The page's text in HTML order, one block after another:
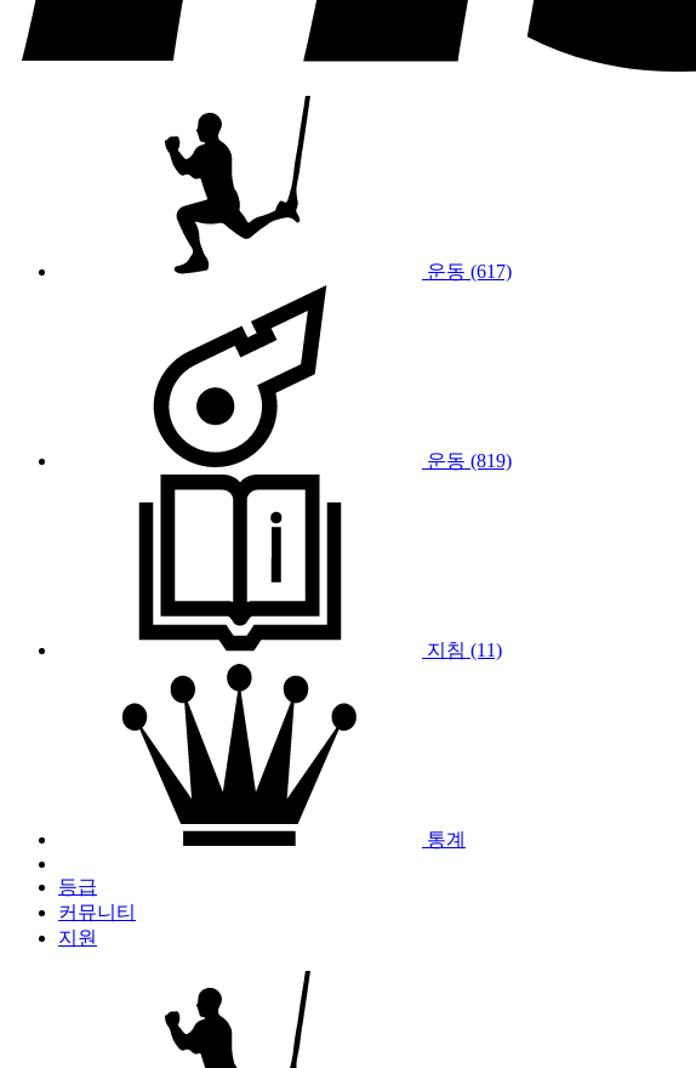
운동 (617)
운동 (819)
지침 (11)
통계
등급
커뮤니티
지원